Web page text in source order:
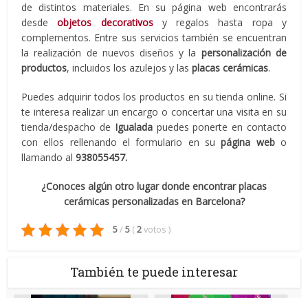
de distintos materiales. En su página web encontrarás
desdeobjetos decorativosy regalos hasta ropa y
complementos. Entre sus servicios también se encuentran
la realización de nuevos diseños y la personalización de
productos, incluidos los azulejos y lasplacas cerámicas.
Puedes adquirir todos los productos en su tienda online. Si
te interesa realizar un encargo o concertar una visita en su
tienda/despacho de Igualadapuedes ponerte en contacto
con ellos rellenando el formulario en supágina webo
llamando al938055457.
¿Conoces algún otro lugar donde encontrar placas
cerámicas personalizadas en Barcelona?
5/ 5 (2votos )
También te puede interesar